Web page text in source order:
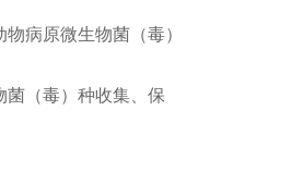
病原微生物菌（毒）
菌（毒）种收集、保